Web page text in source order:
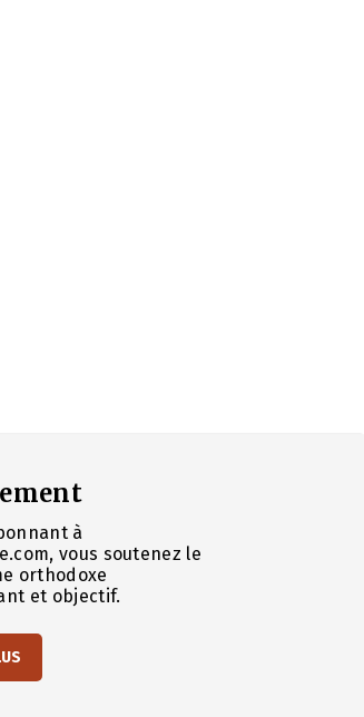
à
vous soutenez le
orthodoxe
et objectif.